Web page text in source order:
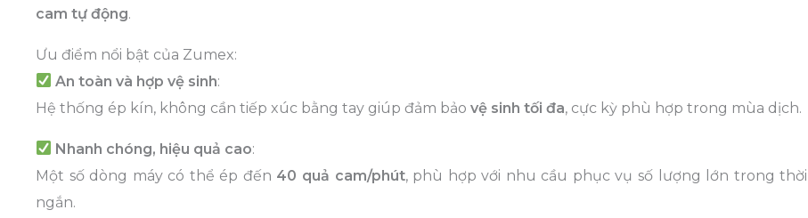
cam tự động.
Ưu điểm nổi bật của Zumex:
An toàn và hợp vệ sinh:
Hệ thống ép kín, không cần tiếp xúc bằng tay giúp đảm bảo vệ sinh tối đa, cực kỳ phù hợp trong mùa dịch.
Nhanh chóng, hiệu quả cao:
Một số dòng máy có thể ép đến 40 quả cam/phút, phù hợp với nhu cầu phục vụ số lượng lớn trong
ngắn.